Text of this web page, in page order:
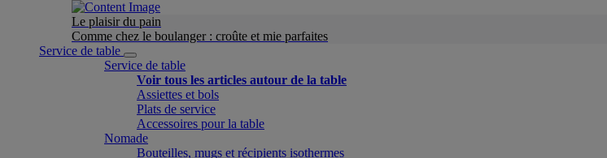
Le plaisir du pain
Comme chez le boulanger : croûte et mie parfaites
Service de table
Service de table
Voir tous les articles autour de la table
Assiettes et bols
Plats de service
Accessoires pour la table
Nomade
Bouteilles, mugs et récipients isothermes